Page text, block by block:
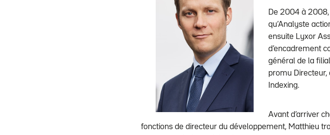
De 2004 à 2008,
qu’Analyste
ensuite Lyxor
d’encadrement
général de la
promu Directeur,
Indexing.
Avant d’arriver
fonctions de directeur du développement, Matthieu